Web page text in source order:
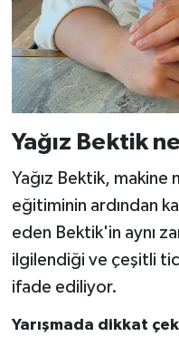
Yağız Bektik
Yağız Bektik, makine
eğitiminin ardından
eden Bektik'in aynı
ilgilendiği ve çeşitli
ifade ediliyor.
Yarışmada dikkat